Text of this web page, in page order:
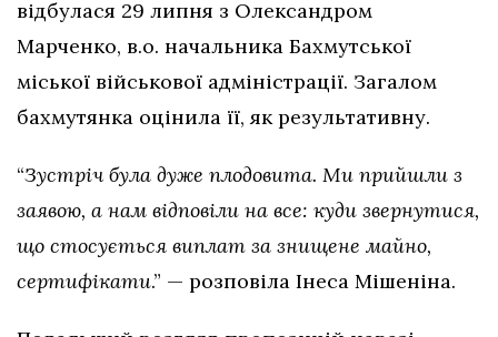
відбулася 29 липня з Олександром
Марченко, в.о. начальника Бахмутської
міської військової адміністрації. Загалом
бахмутянка оцінила її, як результативну.
“Зустріч була дуже плодовита. Ми прийшли з
заявою, а нам відповіли на все: куди звернутися,
що стосується виплат за знищене майно,
сертифікати.” — розповіла Інеса Мішеніна.